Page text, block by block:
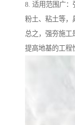
8. 适用范围广：
粉土、粘土等，
总之，强夯施工
提高地基的工程